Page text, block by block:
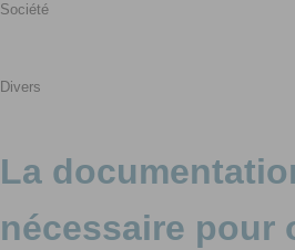
Société
Divers
La
nécessaire pour